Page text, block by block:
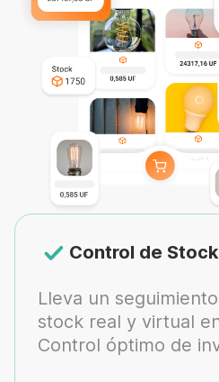
Control de Stock
Lleva un
stock real y virtual
Control óptimo de